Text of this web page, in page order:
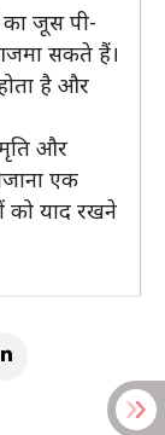
जूस पी-
सकते हैं।
है और
और
एक
को याद रखने